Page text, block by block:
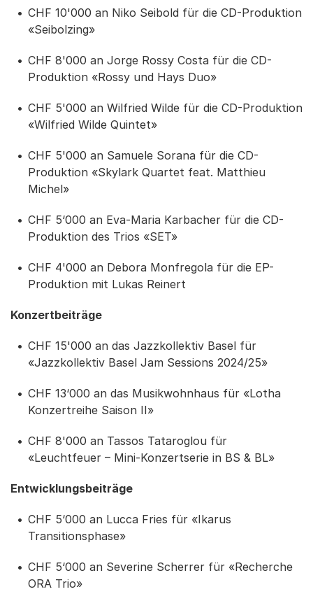
CHF 10'000 an Niko Seibold für die CD-Produktion
«Seibolzing»
CHF 8'000 an Jorge Rossy Costa für die CD-
Produktion «Rossy und Hays Duo»
CHF 5'000 an Wilfried Wilde für die CD-Produktion
«Wilfried Wilde Quintet»
CHF 5'000 an Samuele Sorana für die CD-
Produktion «Skylark Quartet feat. Matthieu
Michel»
CHF 5‘000 an Eva-Maria Karbacher für die CD-
Produktion des Trios «SET»
CHF 4'000 an Debora Monfregola für die EP-
Produktion mit Lukas Reinert
Konzertbeiträge
CHF 15'000 an das Jazzkollektiv Basel für
«Jazzkollektiv Basel Jam Sessions 2024/25»
CHF 13‘000 an das Musikwohnhaus für «Lotha
Konzertreihe Saison II»
CHF 8'000 an Tassos Tataroglou für
«Leuchtfeuer – Mini-Konzertserie in BS & BL»
Entwicklungsbeiträge
CHF 5‘000 an Lucca Fries für «Ikarus
Transitionsphase»
CHF 5‘000 an Severine Scherrer für «Recherche
ORA Trio»